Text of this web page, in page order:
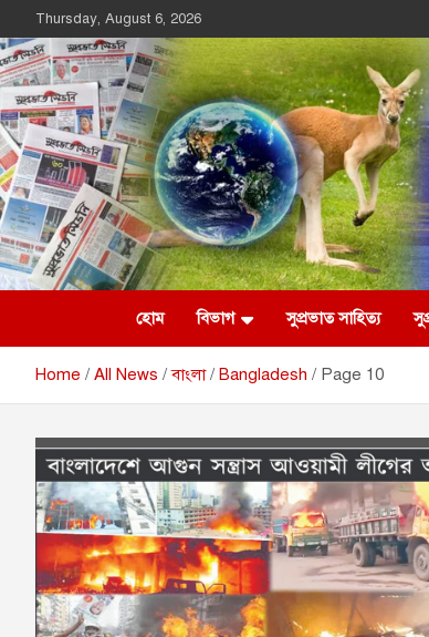
to
content
Thursday, August 6, 2026
Suprovat Sydney
The Leading Bangladesh Community Newspaper In
হোম বিভাগ সুপ্রভাত সাহিত্য
Home All News বাংলা Bangladesh Page 10